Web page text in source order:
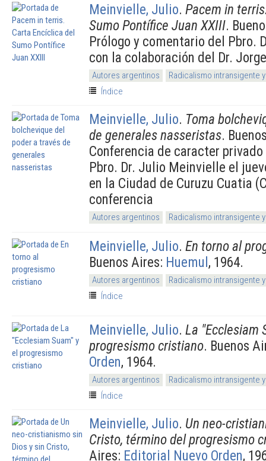
Meinvielle, Julio. Pacem in
Sumo Pontífice Juan XXIII.
Prólogo y comentario del Pbro.
con la colaboración del Dr.
Autores argentinos
Radicalismo intransigente
Índice
Meinvielle, Julio. Toma
de generales nasseristas.
Conferencia de caracter
Pbro. Dr. Julio Meinvielle el
en la Ciudad de Curuzu Cuatia
conferencia
Autores argentinos Radicalismo intransigente
Meinvielle, Julio. En torno al
Buenos Aires: Huemul, 1964.
Autores argentinos
Radicalismo intransigente
Índice
Meinvielle, Julio. La "Ecclesiam
progresismo cristiano. Buenos
Orden, 1964.
Autores argentinos
Radicalismo intransigente
Índice
Meinvielle, Julio. Un neo-
Cristo, término del progresismo
Aires: Editorial Nuevo Orden,